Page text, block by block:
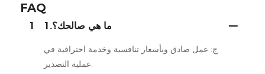
FAQ
1 1.ما هي صالحك؟
ج: عمل صادق وبأسعار تنافسية وخدمة احترافية في
عملية التصدير.